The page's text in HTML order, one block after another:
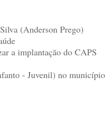
(Anderson Prego)
a implantação do CAPS
- Juvenil) no município